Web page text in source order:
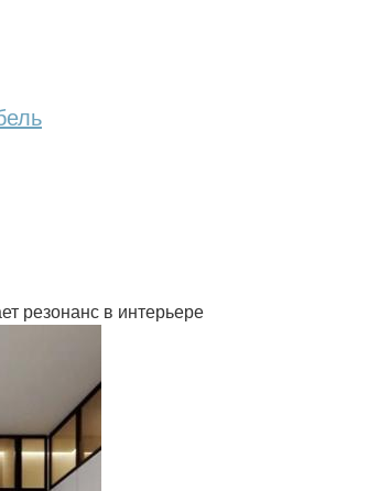
резонанс в интерьере